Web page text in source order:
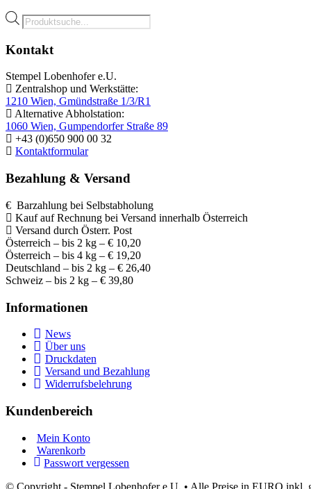
Products
search
Kontakt
Stempel Lobenhofer e.U.
Zentralshop und Werkstätte:
1210 Wien, Gmündstraße 1/3/R1
Alternative Abholstation:
1060 Wien, Gumpendorfer Straße 89
+43 (0)650 900 00 32
Kontaktformular
Bezahlung & Versand
€ Barzahlung bei Selbstabholung
Kauf auf Rechnung bei Versand innerhalb Österreich
Versand durch Österr. Post
Österreich – bis 2 kg – € 10,20
Österreich – bis 4 kg – € 19,20
Deutschland – bis 2 kg – € 26,40
Schweiz – bis 2 kg – € 39,80
Informationen
News
Über uns
Druckdaten
Versand und Bezahlung
Widerrufsbelehrung
Kundenbereich
Mein Konto
Warenkorb
Passwort vergessen
© Copyright - Stempel Lobenhofer e.U. • Alle Preise in EURO inkl.